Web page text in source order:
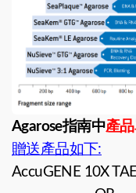
Agarose指南中產
贈送產品如下:
AccuGENE 10X